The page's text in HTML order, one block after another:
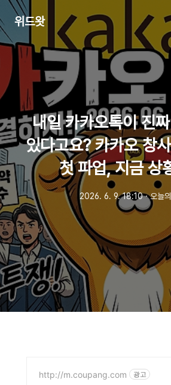
위드왓
내일 카카오톡이 진
있다고요? 카카오 창
첫 파업, 지금 상
2026. 6. 9. 18:10ㆍ오늘
http://m.coupang.com 광고